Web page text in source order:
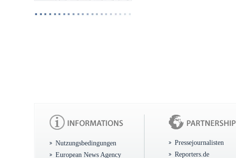
Nutzungsbedingungen
European News Agency
Pressejournalisten
Reporters.de